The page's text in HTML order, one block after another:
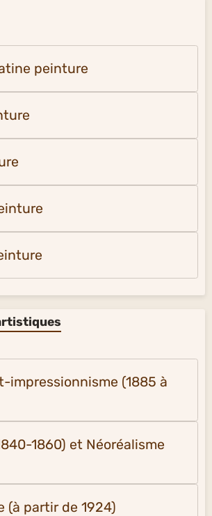
peinture
impressionnisme (1885 à
1860) et Néoréalisme
(à partir de 1924)